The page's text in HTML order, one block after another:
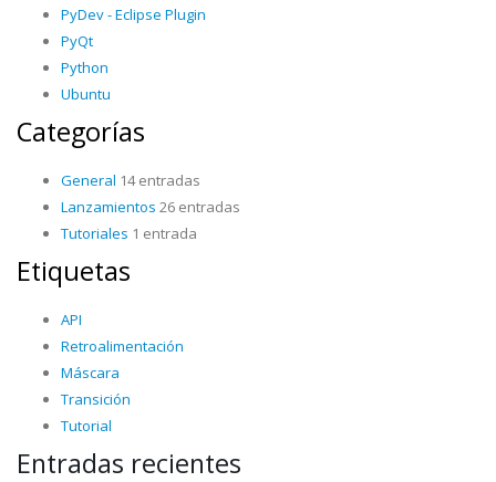
PyDev - Eclipse Plugin
PyQt
Python
Ubuntu
Categorías
General 14 entradas
Lanzamientos 26 entradas
Tutoriales 1 entrada
Etiquetas
API
Retroalimentación
Máscara
Transición
Tutorial
Entradas recientes